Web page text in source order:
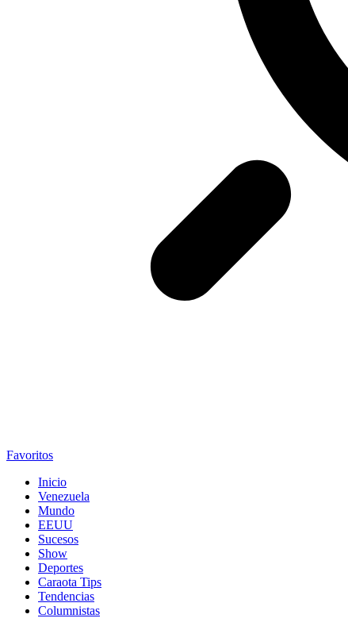
Favoritos
Inicio
Venezuela
Mundo
EEUU
Sucesos
Show
Deportes
Caraota Tips
Tendencias
Columnistas